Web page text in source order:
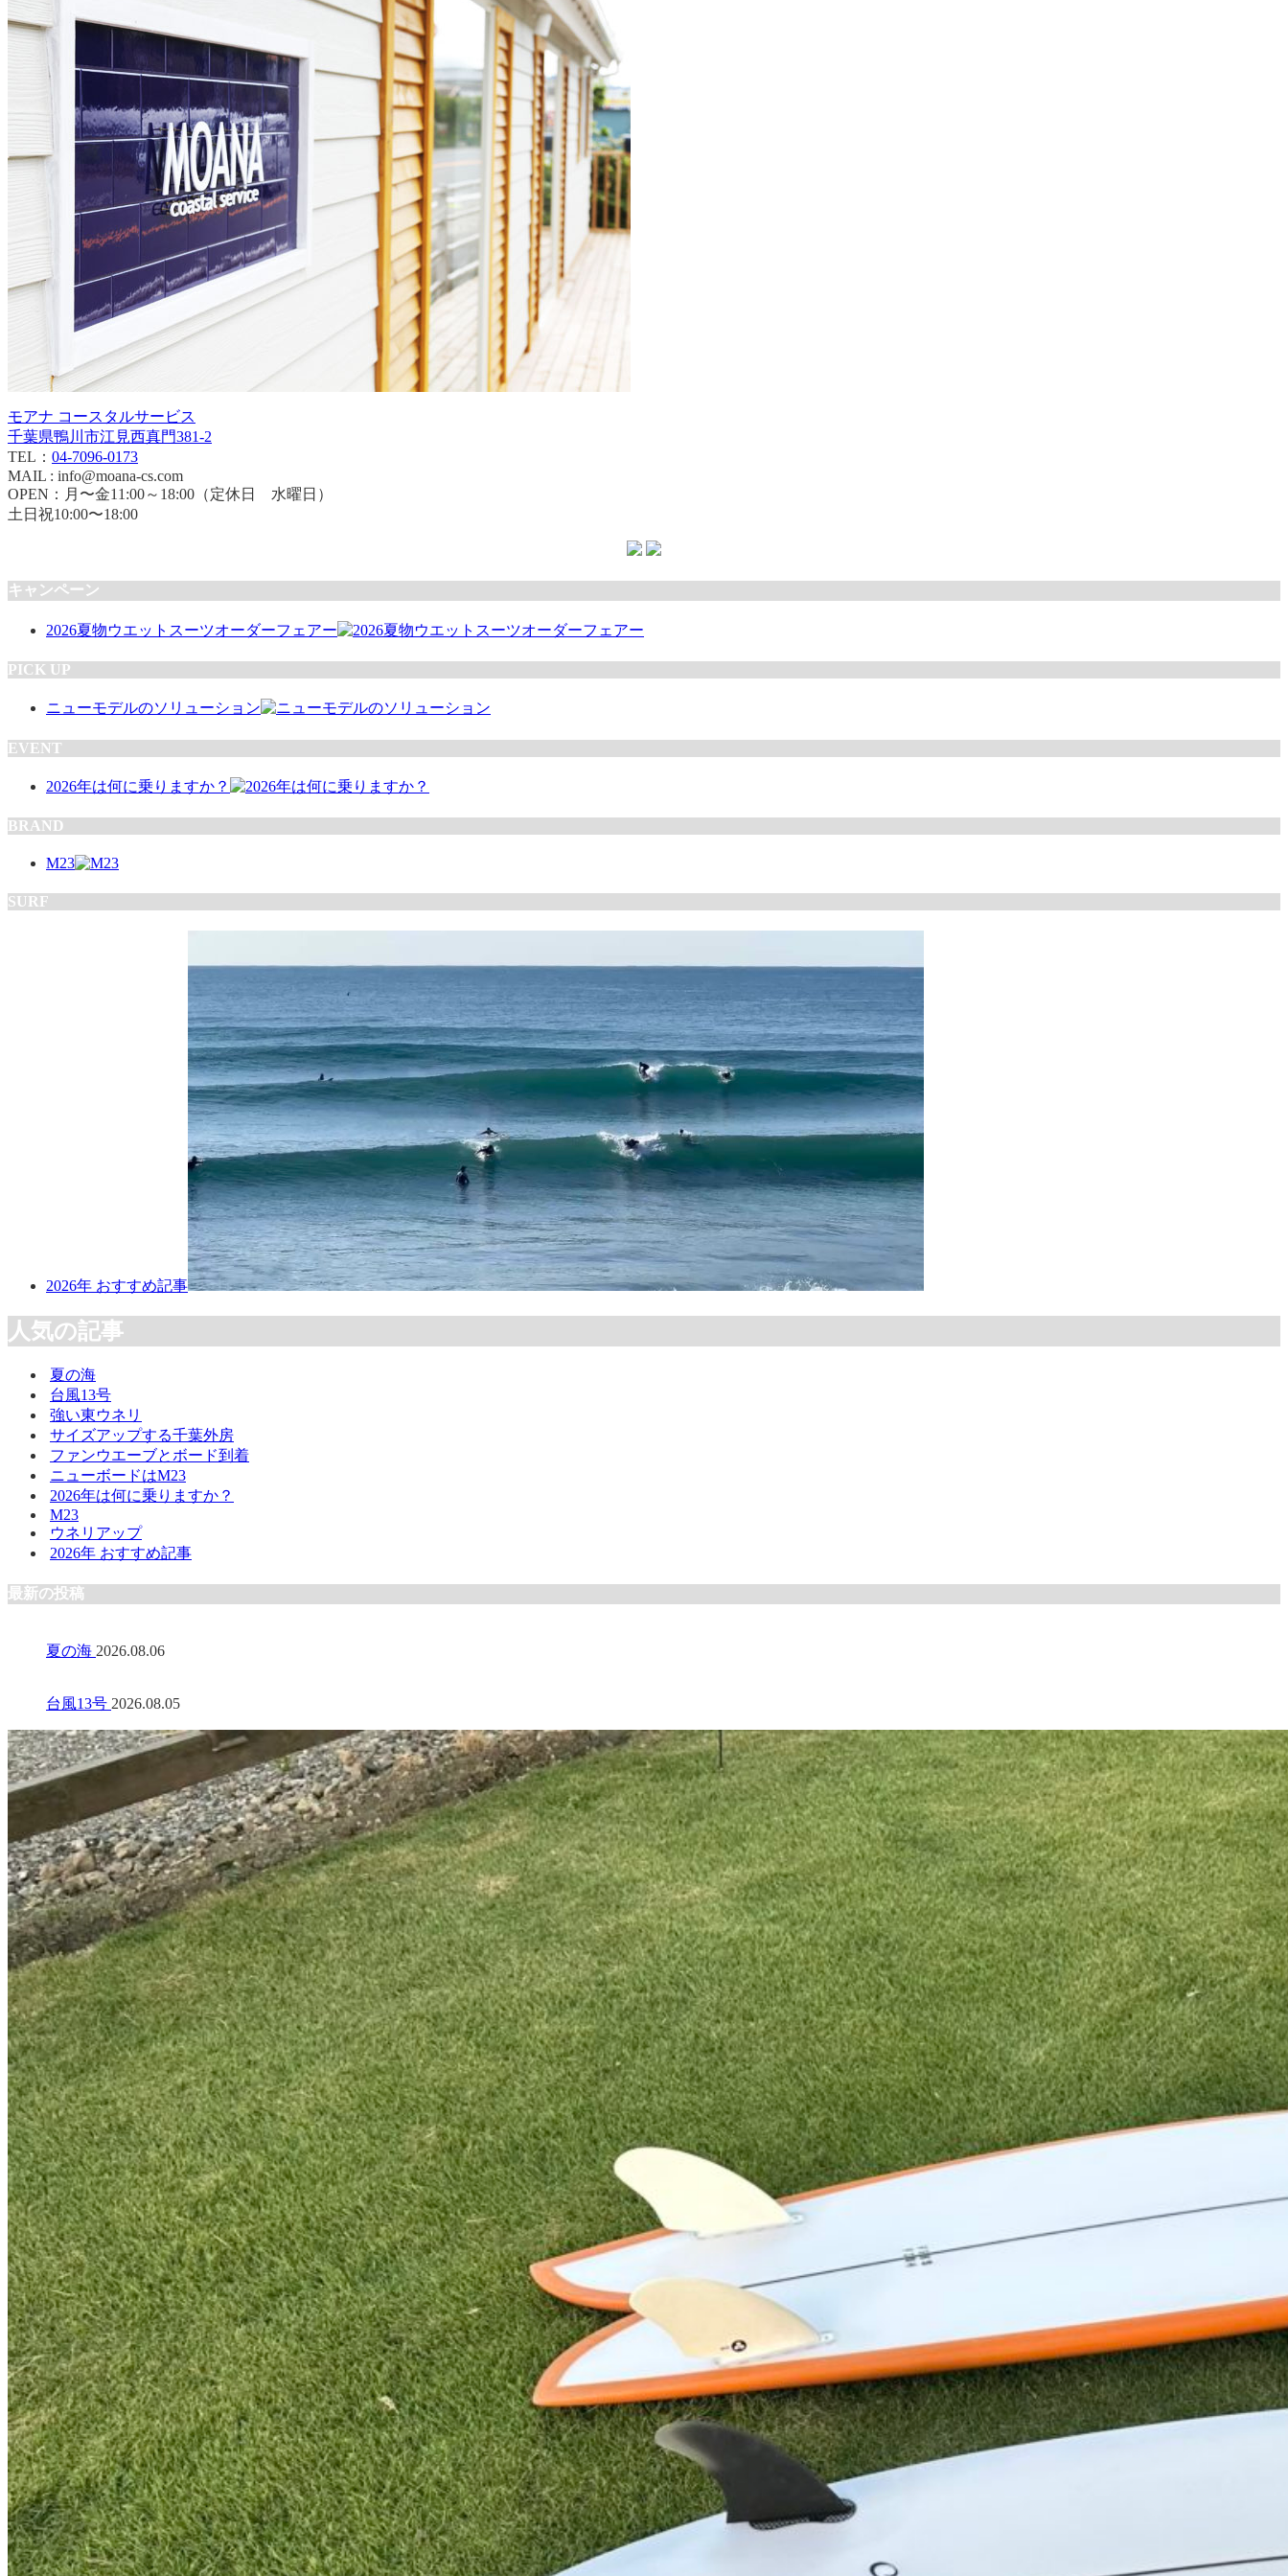
モアナ コースタルサービス
千葉県鴨川市江見西真門381-2
TEL： 04-7096-0173
MAIL : info@moana-cs.com
OPEN：月〜金11:00～18:00（定休日 水曜日）
土日祝10:00〜18:00
キャンペーン
2026夏物ウエットスーツオーダーフェアー
PICK UP
ニューモデルのソリューション
EVENT
2026年は何に乗りますか？
BRAND
M23
SURF
2026年 おすすめ記事
人気の記事
夏の海
台風13号
強い東ウネリ
サイズアップする千葉外房
ファンウエーブとボード到着
ニューボードはM23
2026年は何に乗りますか？
M23
ウネリアップ
2026年 おすすめ記事
最新の投稿
夏の海 2026.08.06
台風13号 2026.08.05